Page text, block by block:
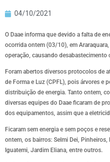
04/10/2021
O Daae informa que devido a falta de
ocorrida ontem (03/10), em
operação, causando
Foram abertos diversos protocolos de
de Forma e Luz (CPFL), pois árvores e
distribuição de energia. Tanto ontem,
diversas equipes do Daae ficaram de
dos equipamentos, assim que a
Ficaram sem energia e sem poços e
ontem, os bairros: Selmi Dei, Pinheiros,
Iguatemi, Jardim Eliana, entre outros.